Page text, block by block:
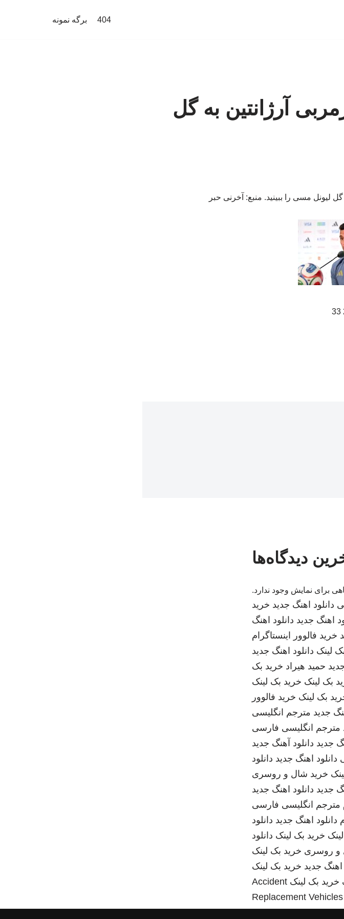
404 برگه نمونه
آرژانتین به گل
لیونل مسی را ببینید. منبع: آخرنی حبر
دیدگاه‌ها
برای نمایش وجود ندارد.
دانلود اهنگ جدید خرید
اهنگ جدید دانلود اهنگ
خرید فالوور اینستاگرام
لینک دانلود اهنگ جدید
حمید هیراد خرید بک
بک لینک خرید بک لینک
بک لینک خرید فالوور
جدید مترجم انگلیسی
مترجم انگلیسی فارسی
جدید دانلود آهنگ جدید
دانلود اهنگ جدید دانلود
خرید شال و روسری
جدید دانلود اهنگ جدید
مترجم انگلیسی فارسی
دانلود اهنگ جدید دانلود
خرید بک لینک دانلود
و روسری خرید بک لینک
اهنگ جدید خرید بک لینک
خرید بک لینک Accident
Replacement Vehicles